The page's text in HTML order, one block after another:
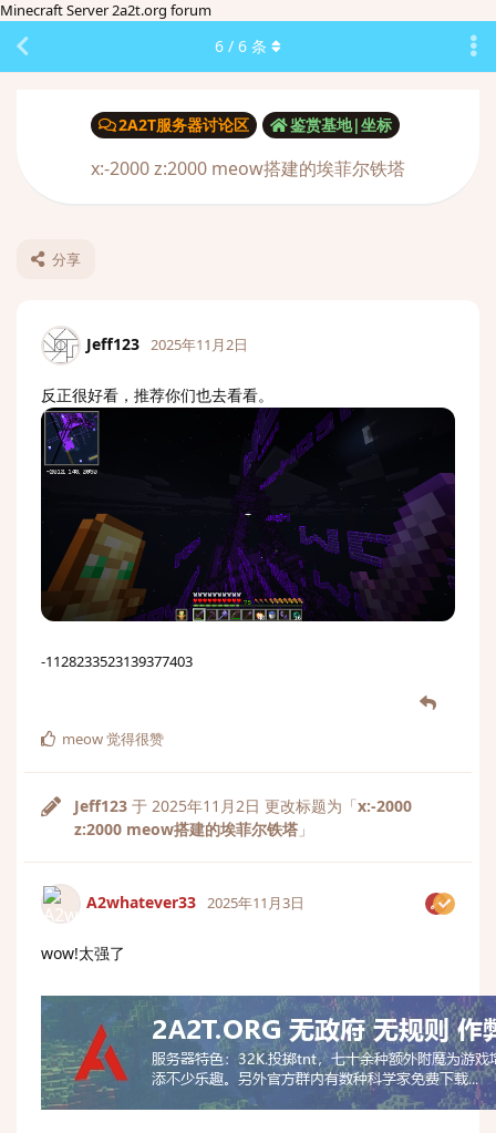
Minecraft Server 2a2t.org forum
2A2T服务器讨论区 鉴赏基地|坐标
x:-2000 z:2000 meow搭建的埃菲尔铁塔
分享
6 / 6 条
Jeff123 2025年11月2日
反正很好看，推荐你们也去看看。
-1128233523139377403
meow觉得很赞
Jeff123 于 2025年11月2日 更改标题为「x:-2000
z:2000 meow搭建的埃菲尔铁塔 」
A2whatever33 2025年11月3日
wow!太强了